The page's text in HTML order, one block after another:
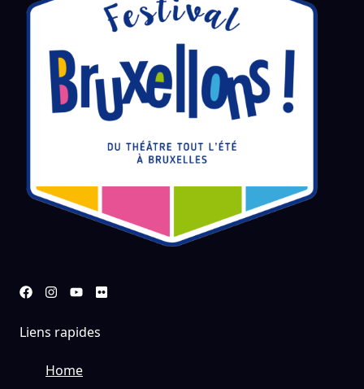
Liens rapides
Home